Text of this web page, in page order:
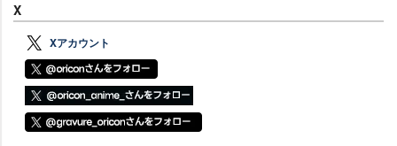
X
Xアカウント